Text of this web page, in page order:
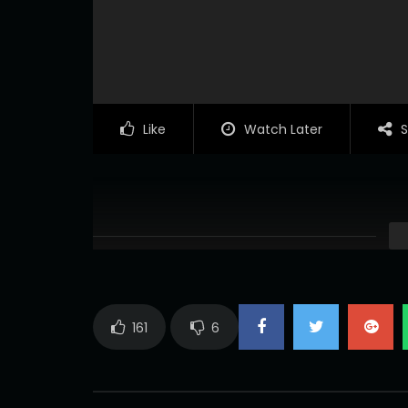
Like Watch Later
161 6